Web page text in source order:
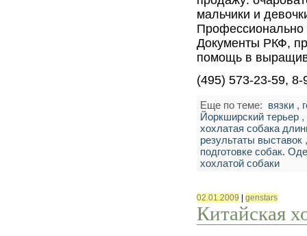
мальчики и
Документы РКФ,
помощь в
(495) 573-23-59,
Еще по теме: вязки ,
Йоркширский терьер ,
хохлатая собака
результаты выставок
подготовке собак.
хохлатой собаки
02.01.2009 |genstars
Китайская